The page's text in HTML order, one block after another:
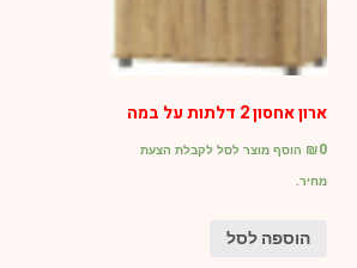
ארון אחסון 2 דלתות על במה
₪0
הוסף מוצר לסל לקבלת הצעת
מחיר.
הוספה לסל